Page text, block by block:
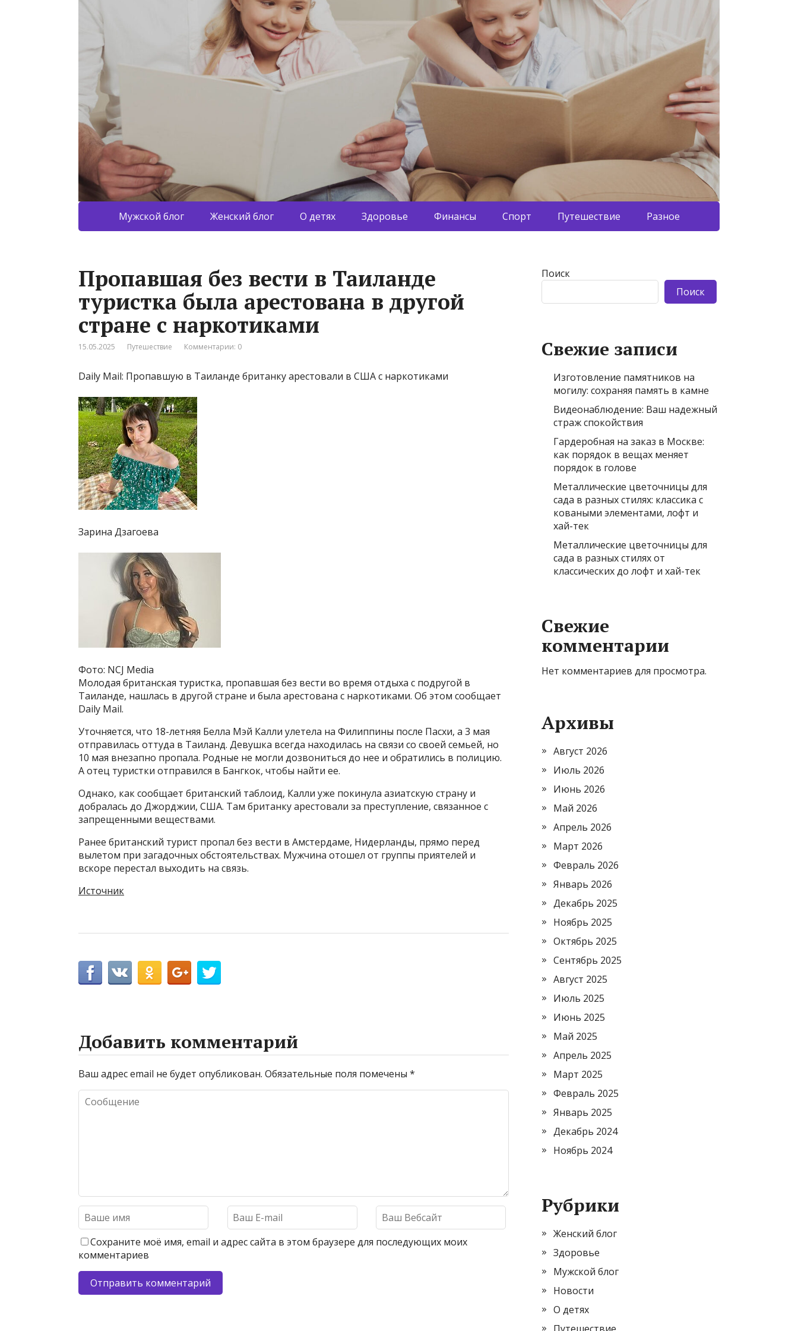
Мужской блог Женский блог О детях Здоровье Финансы Спорт Путешествие Разное
Пропавшая без вести в Таиланде
туристка была арестована в другой
стране с наркотиками
15.05.2025 Путешествие Комментарии: 0
Daily Mail: Пропавшую в Таиланде британку арестовали в США с наркотиками
Зарина Дзагоева
Фото: NCJ Media
Молодая британская туристка, пропавшая без вести во время отдыха с подругой в
Таиланде, нашлась в другой стране и была арестована с наркотиками. Об этом сообщает
Daily Mail.
Уточняется, что 18-летняя Белла Мэй Калли улетела на Филиппины после Пасхи, а 3 мая
отправилась оттуда в Таиланд. Девушка всегда находилась на связи со своей семьей, но
10 мая внезапно пропала. Родные не могли дозвониться до нее и обратились в полицию.
А отец туристки отправился в Бангкок, чтобы найти ее.
Однако, как сообщает британский таблоид, Калли уже покинула азиатскую страну и
добралась до Джорджии, США. Там британку арестовали за преступление, связанное с
запрещенными веществами.
Ранее британский турист пропал без вести в Амстердаме, Нидерланды, прямо перед
вылетом при загадочных обстоятельствах. Мужчина отошел от группы приятелей и
вскоре перестал выходить на связь.
Источник
Добавить комментарий
Ваш адрес email не будет опубликован. Обязательные поля помечены *
Сохраните моё имя, email и адрес сайта в этом браузере для последующих моих
комментариев
Поиск
Поиск
Свежие записи
Изготовление памятников на
могилу: сохраняя память в камне
Видеонаблюдение: Ваш надежный
страж спокойствия
Гардеробная на заказ в Москве:
как порядок в вещах меняет
порядок в голове
Металлические цветочницы для
сада в разных стилях: классика с
коваными элементами, лофт и
хай-тек
Металлические цветочницы для
сада в разных стилях от
классических до лофт и хай-тек
Свежие
комментарии
Нет комментариев для просмотра.
Архивы
Август 2026
Июль 2026
Июнь 2026
Май 2026
Апрель 2026
Март 2026
Февраль 2026
Январь 2026
Декабрь 2025
Ноябрь 2025
Октябрь 2025
Сентябрь 2025
Август 2025
Июль 2025
Июнь 2025
Май 2025
Апрель 2025
Март 2025
Февраль 2025
Январь 2025
Декабрь 2024
Ноябрь 2024
Рубрики
Женский блог
Здоровье
Мужской блог
Новости
О детях
Путешествие